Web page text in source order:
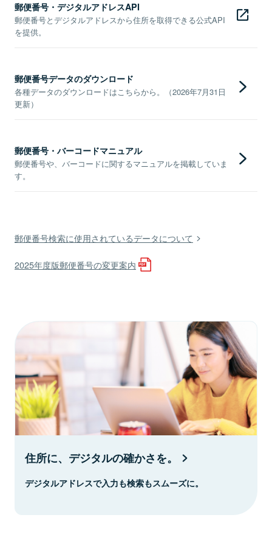
郵便番号・デジタルアドレスAPI
郵便番号とデジタルアドレスから住所を取得できる公式API
を提供。
郵便番号データのダウンロード
各種データのダウンロードはこちらから。（2026年7月31日
更新）
郵便番号・バーコードマニュアル
郵便番号や、バーコードに関するマニュアルを掲載していま
す。
郵便番号検索に使用されているデータについて
2025年度版郵便番号の変更案内
住所に、デジタルの確かさを。
デジタルアドレスで入力も検索もスムーズに。